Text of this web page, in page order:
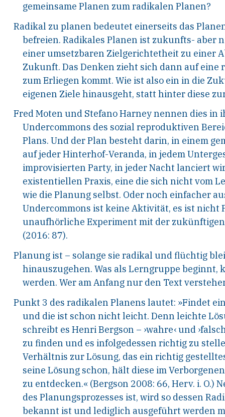
gemeinsame Planen zum radikalen Planen?
Radikal zu planen bedeutet einerseits das
befreien. Radikales Planen ist zukunfts- aber
einer umsetzbaren Zielgerichtetheit zu einer
Zukunft. Das Denken zieht sich dann auf
zum Erliegen kommt. Wie ist also ein in die
eigenen Ziele hinausgeht, statt hinter diese
Fred Moten und Stefano Harney nennen dies in
Undercommons des sozial reproduktiven
Plans. Und der Plan besteht darin, in einem
auf jeder Hinterhof-Veranda, in jedem Unterge
improvisierten Party, in jeder Nacht lanciert
existentiellen Praxis, eine die sich nicht vom
wie die Planung selbst. Oder noch einfacher
Undercommons ist keine Aktivität, es ist nicht
unaufhörliche Experiment mit der zukünftigen
(2016: 87).
Planung ist – solange sie radikal und flüchtig
hinauszugehen. Was als Lerngruppe beginnt,
werden. Wer am Anfang nur den Text
Punkt 3 des radikalen Planens lautet: »Findet
und die ist schon nicht leicht. Denn leichte
schreibt es Henri Bergson – ›wahre‹und
zu finden und es infolgedessen richtig zu
Verhältnis zur Lösung, das ein richtig
seine Lösung schon, hält diese im
zu entdecken.« (Bergson 2008: 66, Herv. i. O.)
des Planungsprozesses ist, wird so dessen
bekannt ist und lediglich ausgeführt werden